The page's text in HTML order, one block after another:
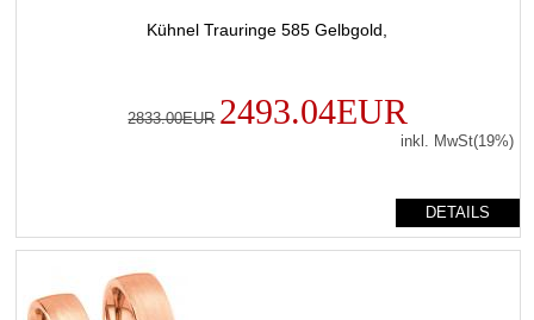
Kühnel Trauringe 585 Gelbgold,
2833.00EUR 2493.04EUR
inkl. MwSt(19%)
DETAILS